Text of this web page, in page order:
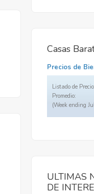
Casas
Precios de
Listado de
Promedio:
(Week ending
ULTIMAS
DE